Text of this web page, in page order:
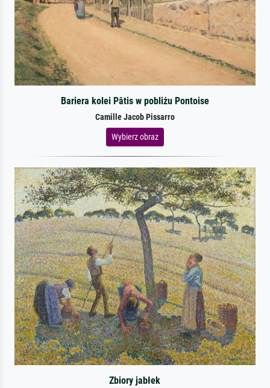
Bariera kolei Pâtis w pobliżu Pontoise
Camille Jacob Pissarro
Wybierz obraz
Zbiory jabłek